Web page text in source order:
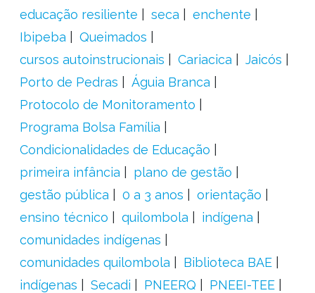
educação resiliente
seca
enchente
Ibipeba
Queimados
cursos autoinstrucionais
Cariacica
Jaicós
Porto de Pedras
Águia Branca
Protocolo de Monitoramento
Programa Bolsa Família
Condicionalidades de Educação
primeira infância
plano de gestão
gestão pública
0 a 3 anos
orientação
ensino técnico
quilombola
indígena
comunidades indígenas
comunidades quilombola
Biblioteca BAE
indígenas
Secadi PNEERQ
PNEEI-TEE